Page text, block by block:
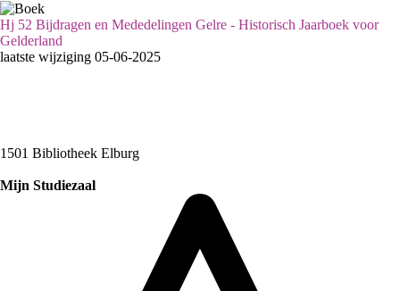
Hj 52 Bijdragen en Mededelingen Gelre - Historisch Jaarboek voor
Gelderland
laatste wijziging 05-06-2025
1501 Bibliotheek Elburg
Mijn Studiezaal